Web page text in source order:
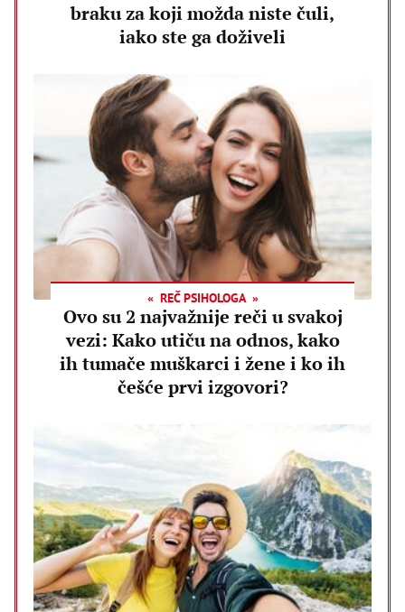
braku za koji možda niste čuli,
iako ste ga doživeli
REČ PSIHOLOGA
Ovo su 2 najvažnije reči u svakoj
vezi: Kako utiču na odnos, kako
ih tumače muškarci i žene i ko ih
češće prvi izgovori?